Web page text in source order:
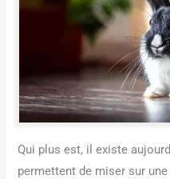
Qui plus est, il existe
permettent de miser sur